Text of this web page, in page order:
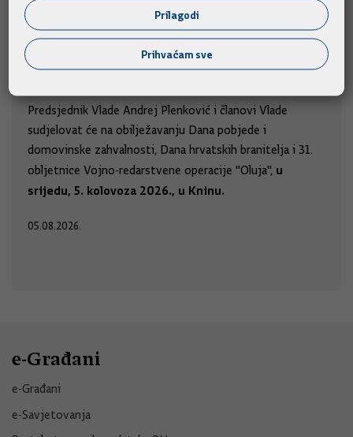
Predsjednik i članovi Vlade na obilježavanju
Predsjednik Vlade Andrej Plenković i članovi Vlade
sudjelovat će na obilježavanju Dana pobjede i
domovinske zahvalnosti, Dana hrvatskih branitelja i 31.
obljetnice Vojno-redarstvene operacije "Oluja", u
srijedu, 5. kolovoza 2026., u Kninu.
05.08.2026.
e-Građani
e-Građani
e-Savjetovanja
Prilagodi
Prihvaćam sve